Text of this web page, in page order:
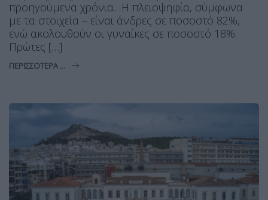
προηγούμενα χρόνια. Η πλειοψηφία, σύμφωνα
με τα στοιχεία – είναι άνδρες σε ποσοστό 82%,
ενώ ακολουθούν οι γυναίκες σε ποσοστό 18%.
Πρώτες […]
ΠΕΡΙΣΣΌΤΕΡΑ ...